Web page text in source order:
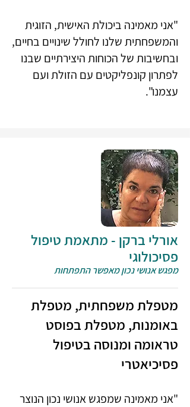
"אני מאמינה ביכולת האישית, הזוגית
והמשפחתית שלנו לחולל שינויים בחיים,
ובחשיבות של הכוחות היצירתיים שבנו
לפתרון קונפליקטים עם הזולת ועם
עצמנו".
אורלי ברקן - מתאמת טיפול
פסיכולוגי
מפגש אנושי נכון מאפשר התפתחות
מטפלת משפחתית, מטפלת
באומנות, מטפלת בפוסט
טראומה ומנוסה בטיפול
פסיכיאטרי
"אני מאמינה שמפגש אנושי נכון הנוצר